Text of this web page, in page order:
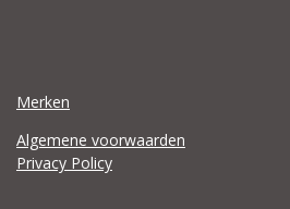
Merken
Algemene voorwaarden
Privacy Policy